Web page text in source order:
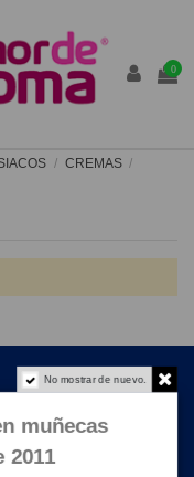
0
CREMAS
No mostrar de nuevo.
muñecas
2011